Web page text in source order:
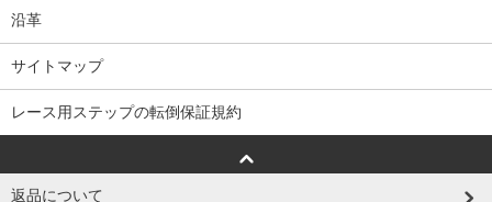
沿革
サイトマップ
レース用ステップの転倒保証規約
返品について